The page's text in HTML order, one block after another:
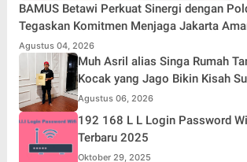
BAMUS Betawi Perkuat Sinergi dengan
Tegaskan Komitmen Menjaga Jakarta
Kondusif Jelang HUT ke-81 Republik
Agustus 04, 2026
Muh Asril alias Singa Rumah
Kocak yang Jago Bikin Kisah
Jadi Hiburan
Agustus 06, 2026
192 168 L L Login Password
Terbaru 2025
Oktober 29, 2025